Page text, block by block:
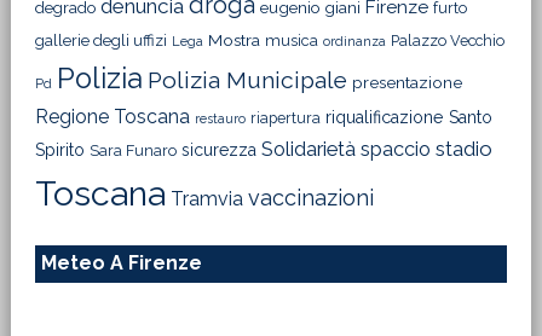
degrado denuncia droga eugenio giani Firenze furto
gallerie degli uffizi Lega Mostra musica ordinanza Palazzo Vecchio
Pd Polizia Polizia Municipale presentazione
Regione Toscana restauro riapertura riqualificazione Santo
Spirito Sara Funaro sicurezza Solidarietà spaccio stadio
Toscana Tramvia vaccinazioni
Meteo A Firenze